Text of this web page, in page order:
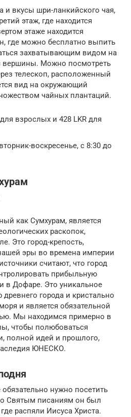
и вкусы шри-ланкийского чая,
этаж, где находится
этаже находится
где можно бесплатно выпить
захватывающим видом на
вершины. Можно посмотреть
телескоп, расположенный
вид на окружающий
чайных плантаций.
взрослых и 428 LKR для
воскресенье, с 8:30 до
как Сумхурам, является
раскопок,
Это город-крепость,
эры во времена империи
считают, что город
прибыльную
в Дофаре. Это уникальное
древнего города и кристально
и является обязательной
Мы находимся примерно в
чтобы полюбоваться
полной идей и прошлого,
ЮНЕСКО.
нужно посетить
Святым писаниям он был
распяли Иисуса Христа.